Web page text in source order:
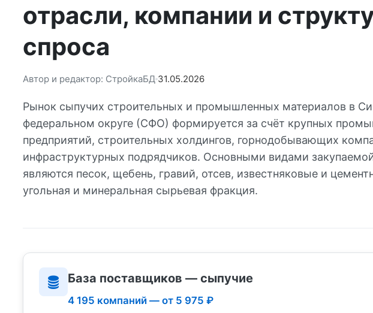
отрасли, компании и
спроса
Автор и редактор: СтройкаБД 31.05.2026
Рынок сыпучих строительных и промышленных материалов в
федеральном округе (СФО) формируется за счёт крупных
предприятий, строительных холдингов, горнодобывающих
инфраструктурных подрядчиков. Основными видами
являются песок, щебень, гравий, отсев, известняковые и
угольная и минеральная сырьевая фракция.
База поставщиков — сыпучие
4 195 компаний — от 5 975 ₽